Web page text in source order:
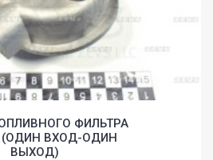
ФИЛЬТРА
(ОДИН ВХОД-ОДИН
ВЫХОД)